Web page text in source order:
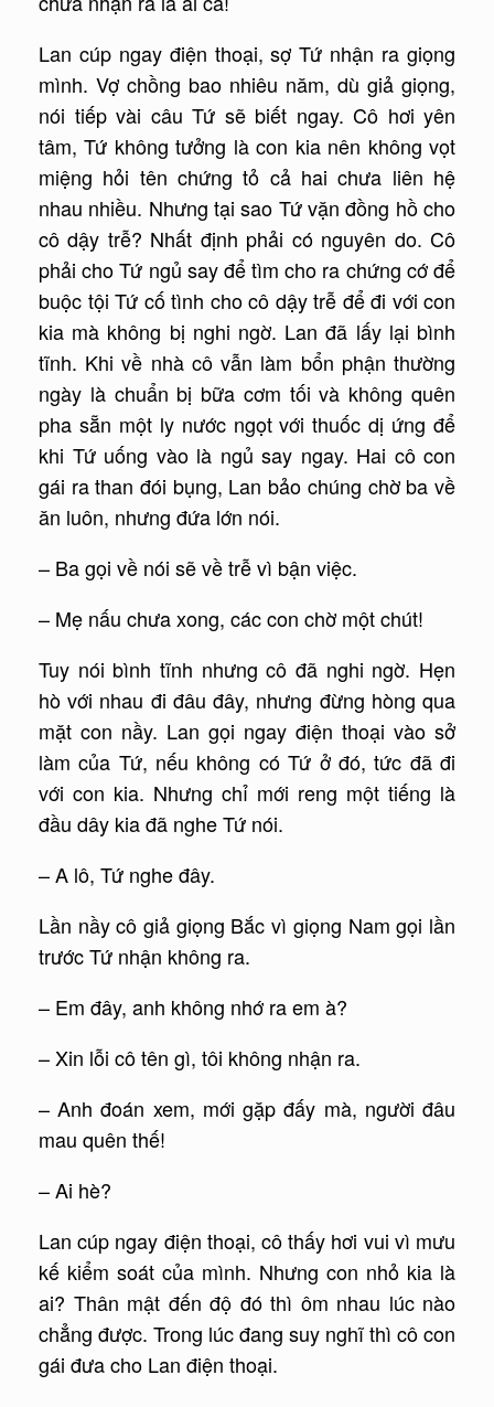
Lan cúp ngay điện thoại, sợ Tứ nhận ra giọng
mình. Vợ chồng bao nhiêu năm, dù giả giọng,
nói tiếp vài câu Tứ sẽ biết ngay. Cô hơi yên
tâm, Tứ không tưởng là con kia nên không vọt
miệng hỏi tên chứng tỏ cả hai chưa liên hệ
nhau nhiều. Nhưng tại sao Tứ vặn đồng hồ cho
cô dậy trễ? Nhất định phải có nguyên do. Cô
phải cho Tứ ngủ say để tìm cho ra chứng cớ để
buộc tội Tứ cố tình cho cô dậy trễ để đi với con
kia mà không bị nghi ngờ. Lan đã lấy lại bình
tĩnh. Khi về nhà cô vẫn làm bổn phận thường
ngày là chuẩn bị bữa cơm tối và không quên
pha sẵn một ly nước ngọt với thuốc dị ứng để
khi Tứ uống vào là ngủ say ngay. Hai cô con
gái ra than đói bụng, Lan bảo chúng chờ ba về
ăn luôn, nhưng đứa lớn nói.
– Ba gọi về nói sẽ về trễ vì bận việc.
– Mẹ nấu chưa xong, các con chờ một chút!
Tuy nói bình tĩnh nhưng cô đã nghi ngờ. Hẹn
hò với nhau đi đâu đây, nhưng đừng hòng qua
mặt con nầy. Lan gọi ngay điện thoại vào sở
làm của Tứ, nếu không có Tứ ở đó, tức đã đi
với con kia. Nhưng chỉ mới reng một tiếng là
đầu dây kia đã nghe Tứ nói.
– A lô, Tứ nghe đây.
Lần nầy cô giả giọng Bắc vì giọng Nam gọi lần
trước Tứ nhận không ra.
– Em đây, anh không nhớ ra em à?
– Xin lỗi cô tên gì, tôi không nhận ra.
– Anh đoán xem, mới gặp đấy mà, người đâu
mau quên thế!
– Ai hè?
Lan cúp ngay điện thoại, cô thấy hơi vui vì mưu
kế kiểm soát của mình. Nhưng con nhỏ kia là
ai? Thân mật đến độ đó thì ôm nhau lúc nào
chẳng được. Trong lúc đang suy nghĩ thì cô con
gái đưa cho Lan điện thoại.